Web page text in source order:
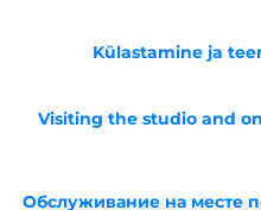
Külastamine ja
Visiting the studio and
Обслуживание на месте